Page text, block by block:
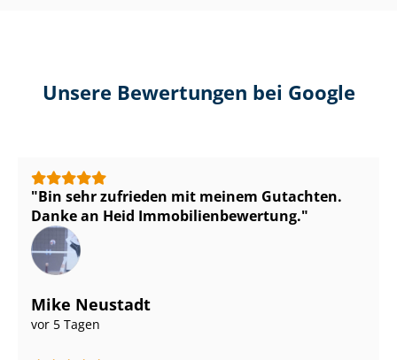
Unsere Bewertungen bei Google
Bin sehr zufrieden mit meinem Gutachten.
Danke an Heid Im­mo­bi­li­en­be­wer­tung.
Mike Neustadt
vor 5 Tagen